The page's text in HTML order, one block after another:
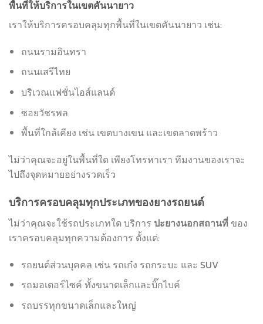
พื้นที่ให้บริการในเขตคันนายาว
เราให้บริการครอบคลุมทุกพื้นที่ในเขตคันนายาว เช่น:
ถนนรามอินทรา
ถนนเสรีไทย
บริเวณแฟชั่นไอส์แลนด์
ซอยวัชรพล
พื้นที่ใกล้เคียง เช่น เขตบางเขน และเขตลาดพร้าว
ไม่ว่าคุณจะอยู่ในพื้นที่ใด เพียงโทรหาเรา ทีมงานของเราจะ
ไปถึงจุดหมายอย่างรวดเร็ว
บริการครอบคลุมทุกประเภทของยางรถยนต์
ไม่ว่าคุณจะใช้รถประเภทใด บริการ ปะยางนอกสถานที่ ของ
เราครอบคลุมทุกความต้องการ ตั้งแต่:
รถยนต์ส่วนบุคคล เช่น รถเก๋ง รถกระบะ และ SUV
รถมอเตอร์ไซค์ ทั้งขนาดเล็กและบิ๊กไบค์
รถบรรทุกขนาดเล็กและใหญ่